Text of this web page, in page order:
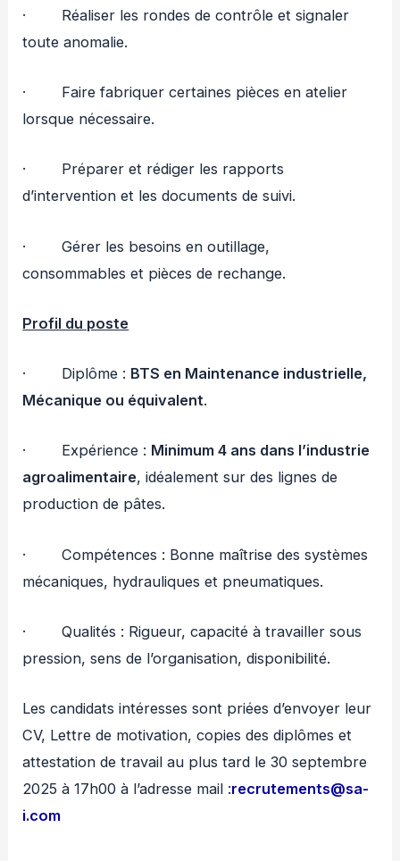
· Réaliser les rondes de contrôle et signaler
toute anomalie.
· Faire fabriquer certaines pièces en atelier
lorsque nécessaire.
· Préparer et rédiger les rapports
d’intervention et les documents de suivi.
· Gérer les besoins en outillage,
consommables et pièces de rechange.
Profil du poste
· Diplôme : BTS en Maintenance industrielle,
Mécanique ou équivalent.
· Expérience : Minimum 4 ans dans l’industrie
agroalimentaire, idéalement sur des lignes de
production de pâtes.
· Compétences : Bonne maîtrise des systèmes
mécaniques, hydrauliques et pneumatiques.
· Qualités : Rigueur, capacité à travailler sous
pression, sens de l’organisation, disponibilité.
Les candidats intéresses sont priées d’envoyer leur
CV, Lettre de motivation, copies des diplômes et
attestation de travail au plus tard le 30 septembre
2025 à 17h00 à l’adresse mail :recrutements@sa-
i.com